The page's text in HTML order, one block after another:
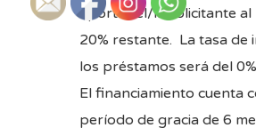
aportar el/la solicitante al
20% restante. La tasa de
los préstamos será del
El financiamiento cuenta
período de gracia de 6